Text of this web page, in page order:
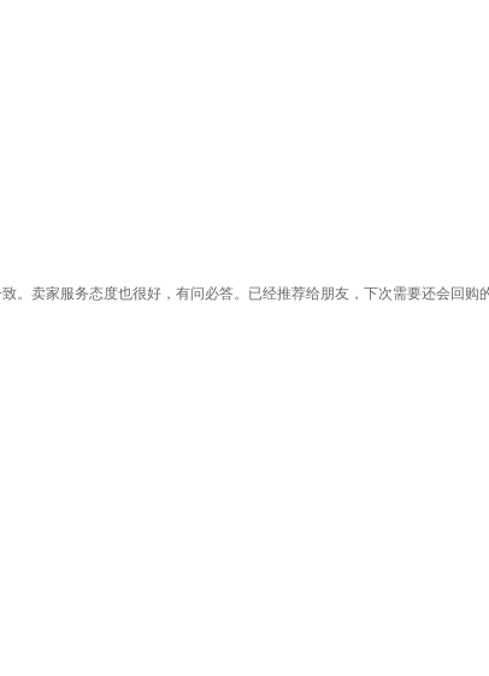
卖家服务态度也很好，有问必答。已经推荐给朋友，下次需要还会回购